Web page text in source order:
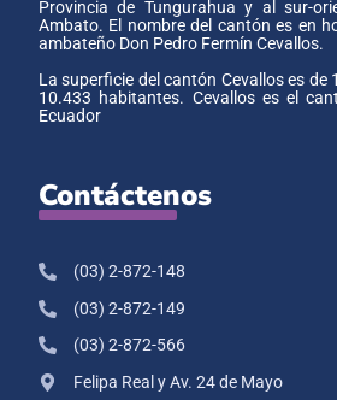
Provincia de Tungurahua y al sur-
Ambato. El nombre del cantón es en
ambateño Don Pedro Fermín Cevallos.
La superficie del cantón Cevallos es de
10.433 habitantes. Cevallos es el
Ecuador
Contáctenos
(03) 2-872-148
(03) 2-872-149
(03) 2-872-566
Felipa Real y Av. 24 de Mayo